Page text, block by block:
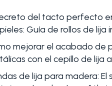
del tacto perfecto
Guía de rollos de lija
mejorar el acabado de
con el cepillo de lija
de lija para madera: El